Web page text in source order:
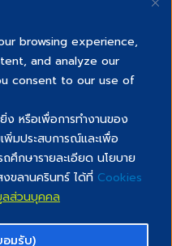
browsing experience,
and analyze our
consent to our use of
ง หรือเพื่อการทำงานของ
พิ่มประสบการณ์และเพื่อ
ศึกษารายละเอียด นโยบาย
ขลานครินทร์ ได้ที่ Cookies
ลส่วนบุคคล
มรับ)
commons สัญญาอนุญาตสิทธิ์
lifelong และเผยแพร่ภายใต้
ด้วยเงื่อนไข CC BY NC